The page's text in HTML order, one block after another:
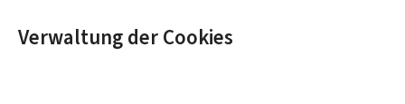
Verwaltung der Cookies